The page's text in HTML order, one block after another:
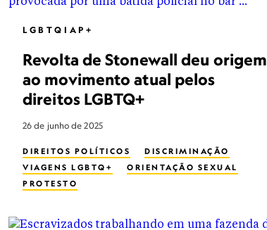
LGBTQIAP+
Revolta de Stonewall deu origem
ao movimento atual pelos
direitos LGBTQ+
26 de junho de 2025
DIREITOS POLÍTICOS
DISCRIMINAÇÃO
VIAGENS LGBTQ+
ORIENTAÇÃO SEXUAL
PROTESTO